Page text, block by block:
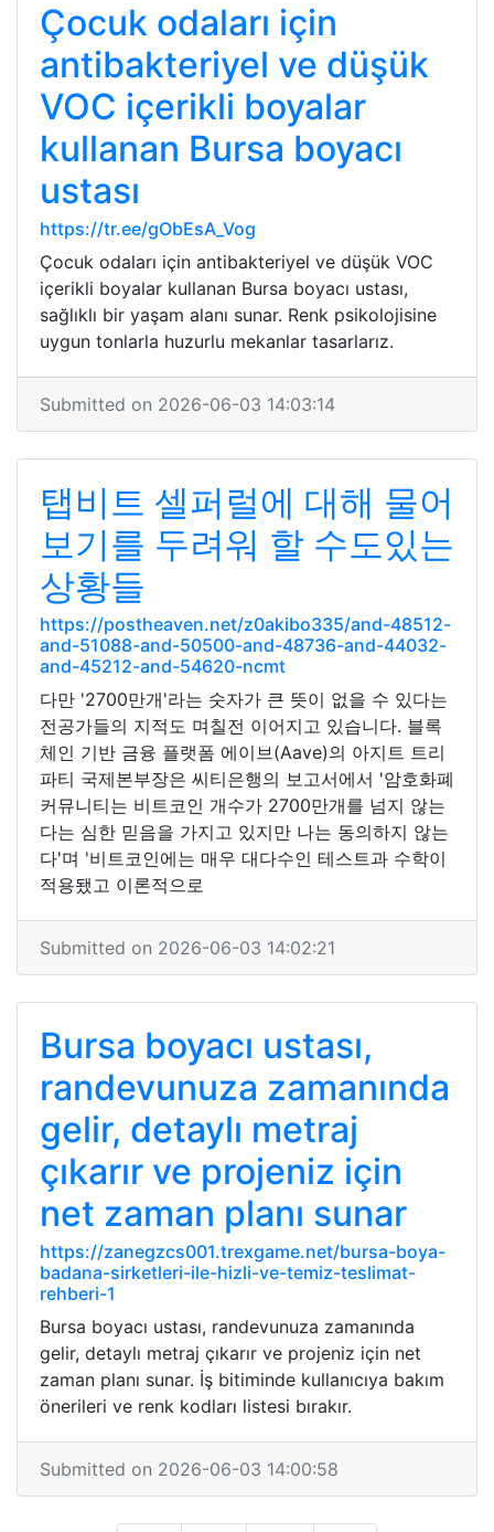
Çocuk odaları için
antibakteriyel ve düşük
VOC içerikli boyalar
kullanan Bursa boyacı
ustası
https://tr.ee/gObEsA_Vog
Çocuk odaları için antibakteriyel ve düşük VOC
içerikli boyalar kullanan Bursa boyacı ustası,
sağlıklı bir yaşam alanı sunar. Renk psikolojisine
uygun tonlarla huzurlu mekanlar tasarlarız.
Submitted on 2026-06-03 14:03:14
탭비트 셀퍼럴에 대해 물어
보기를 두려워 할 수도있는
상황들
https://postheaven.net/z0akibo335/and-48512-
and-51088-and-50500-and-48736-and-44032-
and-45212-and-54620-ncmt
다만 '2700만개'라는 숫자가 큰 뜻이 없을 수 있다는
전공가들의 지적도 며칠전 이어지고 있습니다. 블록
체인 기반 금융 플랫폼 에이브(Aave)의 아지트 트리
파티 국제본부장은 씨티은행의 보고서에서 '암호화폐
커뮤니티는 비트코인 개수가 2700만개를 넘지 않는
다는 심한 믿음을 가지고 있지만 나는 동의하지 않는
다'며 '비트코인에는 매우 대다수인 테스트과 수학이
적용됐고 이론적으로
Submitted on 2026-06-03 14:02:21
Bursa boyacı ustası,
randevunuza zamanında
gelir, detaylı metraj
çıkarır ve projeniz için
net zaman planı sunar
https://zanegzcs001.trexgame.net/bursa-boya-
badana-sirketleri-ile-hizli-ve-temiz-teslimat-
rehberi-1
Bursa boyacı ustası, randevunuza zamanında
gelir, detaylı metraj çıkarır ve projeniz için net
zaman planı sunar. İş bitiminde kullanıcıya bakım
önerileri ve renk kodları listesi bırakır.
Submitted on 2026-06-03 14:00:58